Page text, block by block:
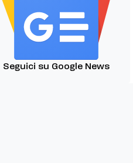
Seguici su Google News